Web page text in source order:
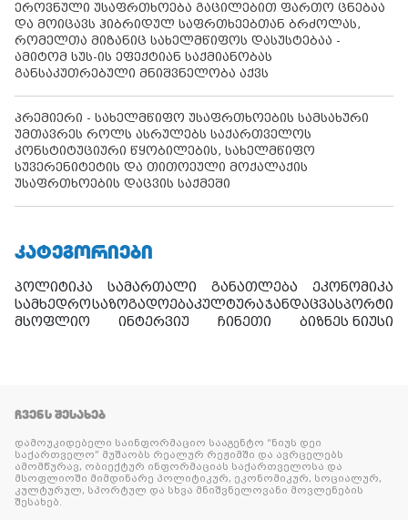
ეროვნული უსაფრთხოება გაცილებით ფართო ცნებაა
და მოიცავს ჰიბრიდულ საფრთხეებთან ბრძოლას,
რომელთა მიზანიც სახელმწიფოს დასუსტებაა -
ამიტომ სუს-ის ეფექტიან საქმიანობას
განსაკუთრებული მნიშვნელობა აქვს
პრემიერი - სახელმწიფო უსაფრთხოების სამსახური
უმთავრეს როლს ასრულებს საქართველოს
კონსტიტუციური წყობილების, სახელმწიფო
სუვერენიტეტის და თითოეული მოქალაქის
უსაფრთხოების დაცვის საქმეში
ᲙᲐᲢᲔᲒᲝᲠᲘᲔᲑᲘ
პოლიტიკა სამართალი განათლება
ეკონომიკა
სამხედროსაზოგადოებაკულტურაჯანდაცვასპორტი
მსოფლიო
ინტერვიუ ჩინეთი ბიზნეს ნიუსი
ᲩᲕᲔᲜᲡ ᲨᲔᲡᲐᲮᲔᲑ
დამოუკიდებელი საინფორმაციო სააგენტო “ნიუს დეი
საქართველო” მუშაობს რეალურ რეჟიმში და ავრცელებს
ამომწურავ, ობიექტურ ინფორმაციას საქართველოსა და
მსოფლიოში მიმდინარე პოლიტიკურ, ეკონომიკურ, სოციალურ,
კულტურულ, სპორტულ და სხვა მნიშვნელოვანი მოვლენების
შესახებ.